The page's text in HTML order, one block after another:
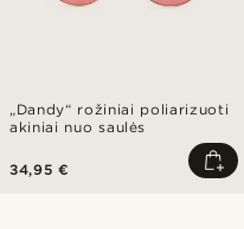
„Dandy“ rožiniai poliarizuoti
akiniai nuo saulės
34,95 €